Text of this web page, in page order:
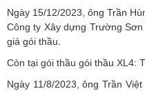
Ngày 15/12/2023, ông Trần
Công ty Xây dựng Trường
giá gói thầu.
Còn tại gói thầu gói thầu XL4:
Ngày 11/8/2023, ông Trần